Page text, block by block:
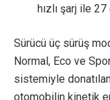
hızlı şarj ile
Sürücü üç sürüş
Normal, Eco ve
sistemiyle
otomobilin kinetik